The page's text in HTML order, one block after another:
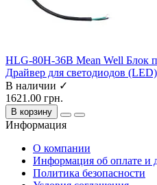
HLG-80H-36B Mean Well Блок
Драйвер для светодиодов (LED)
В наличии ✓
1621.00 грн.
В корзину
Информация
О компании
Информация об оплате и
Политика безопасности